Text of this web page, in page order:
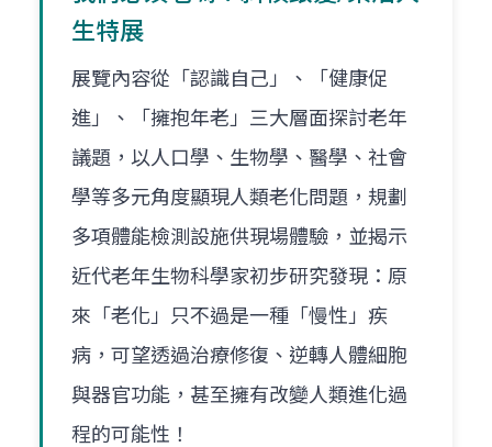
生特展
展覽內容從「認識自己」、「健康促
進」、「擁抱年老」三大層面探討老年
議題，以人口學、生物學、醫學、社會
學等多元角度顯現人類老化問題，規劃
多項體能檢測設施供現場體驗，並揭示
近代老年生物科學家初步研究發現：原
來「老化」只不過是一種「慢性」疾
病，可望透過治療修復、逆轉人體細胞
與器官功能，甚至擁有改變人類進化過
程的可能性！